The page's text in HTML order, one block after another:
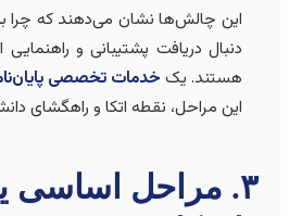
این چالش‌ها نشان می‌دهند که چرا
دنبال دریافت پشتیبانی و راهنمایی از
هستند. یکخدمات تخصصی پایان‌نامه
این مراحل، نقطه اتکا و راهگشای
۳. مراحل اساسی یک